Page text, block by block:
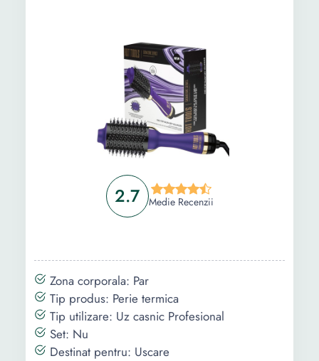
2.7 Medie Recenzii
Zona corporala: Par
Tip produs: Perie termica
Tip utilizare: Uz casnic Profesional
Set: Nu
Destinat pentru: Uscare